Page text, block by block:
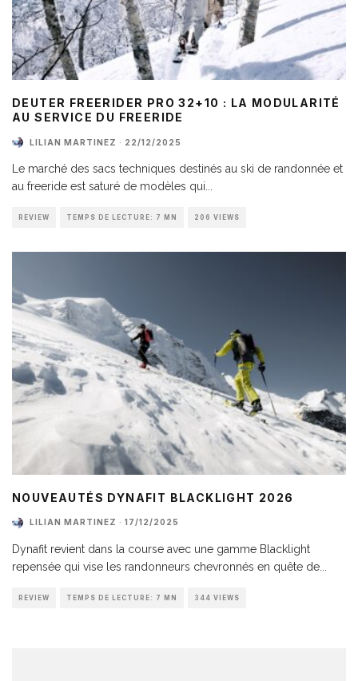
DEUTER FREERIDER PRO 32+10 : LA MODULARITÉ
AU SERVICE DU FREERIDE
LILIAN MARTINEZ · 22/12/2025
Le marché des sacs techniques destinés au ski de randonnée et
au freeride est saturé de modèles qui
REVIEW TEMPS DE LECTURE: 7 MN 206 VIEWS
NOUVEAUTÉS DYNAFIT BLACKLIGHT 2026
LILIAN MARTINEZ · 17/12/2025
Dynafit revient dans la course avec une gamme Blacklight
repensée qui vise les randonneurs chevronnés en quête de
REVIEW TEMPS DE LECTURE: 7 MN 344 VIEWS